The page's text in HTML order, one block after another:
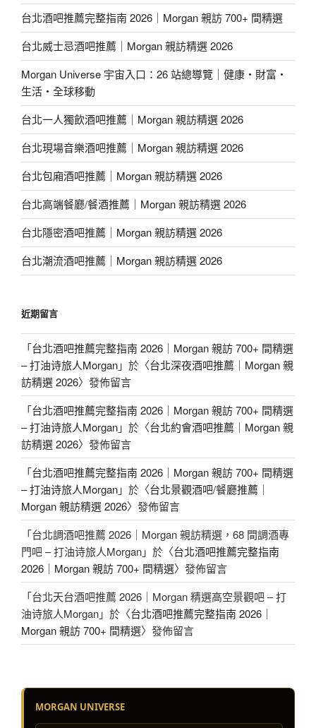
台北酒吧推薦完整指南 2026｜Morgan 親訪 700+ 間精選
台北威士忌酒吧推薦｜Morgan 親訪精選 2026
Morgan Universe 宇宙入口：26 站總導覽｜健康・財富・
生活・全球移動
台北一人獨飲酒吧推薦｜Morgan 親訪精選 2026
台北現場音樂酒吧推薦｜Morgan 親訪精選 2026
台北包廂酒吧推薦｜Morgan 親訪精選 2026
台北高端餐廳/餐酒推薦｜Morgan 親訪精選 2026
台北隱密酒吧推薦｜Morgan 親訪精選 2026
台北潮流酒吧推薦｜Morgan 親訪精選 2026
近期留言
「台北酒吧推薦完整指南 2026｜Morgan 親訪 700+ 間精選
– 打油诗旅人Morgan」於〈台北深夜酒吧推薦｜Morgan 親
訪精選 2026〉發佈留言
「台北酒吧推薦完整指南 2026｜Morgan 親訪 700+ 間精選
– 打油诗旅人Morgan」於〈台北約會酒吧推薦｜Morgan 親
訪精選 2026〉發佈留言
「台北酒吧推薦完整指南 2026｜Morgan 親訪 700+ 間精選
– 打油诗旅人Morgan」於〈台北景觀酒吧/餐廳推薦｜
Morgan 親訪精選 2026〉發佈留言
「台北調酒吧推薦 2026｜Morgan 親訪精選，68 間調酒專
門吧 – 打油诗旅人Morgan」於〈台北酒吧推薦完整指南
2026｜Morgan 親訪 700+ 間精選〉發佈留言
「台北天台酒吧推薦 2026｜Morgan 精選高空景觀吧 – 打
油诗旅人Morgan」於〈台北酒吧推薦完整指南 2026｜
Morgan 親訪 700+ 間精選〉發佈留言
MORGAN UNIVERSE